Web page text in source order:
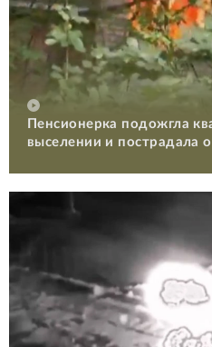
Пенсионерка подожгла
выселении и пострадала